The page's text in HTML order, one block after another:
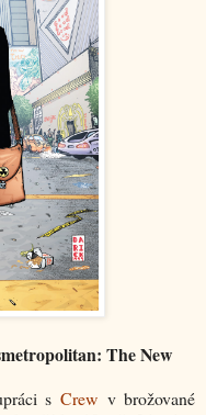
The New
sCrew v brožované